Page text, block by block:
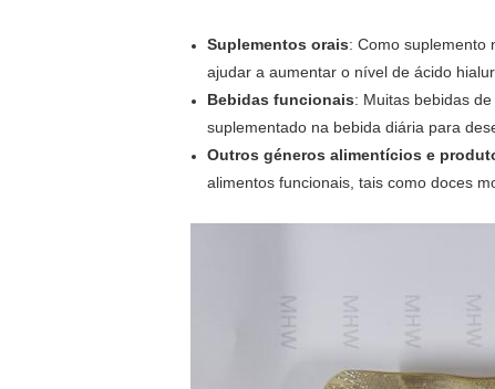
Suplementos orais: Como suplemento
ajudar a aumentar o nível de ácido
Bebidas funcionais: Muitas bebidas
suplementado na bebida diária para
Outros géneros alimentícios e
alimentos funcionais, tais como doces